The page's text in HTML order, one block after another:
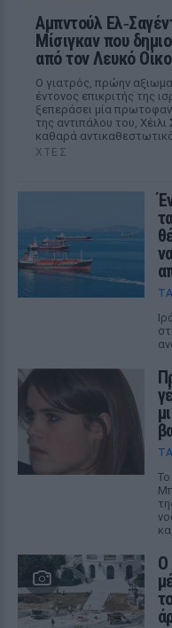
Αμπντούλ
Μίσιγκαν που
από τον Λευκό
Ο γιατρός, πρώην
έντονος επικριτής της
ξεπεράσει μία
της αντιπάλου του,
καθαρά
ΧΤΕΣ
Το
Ο